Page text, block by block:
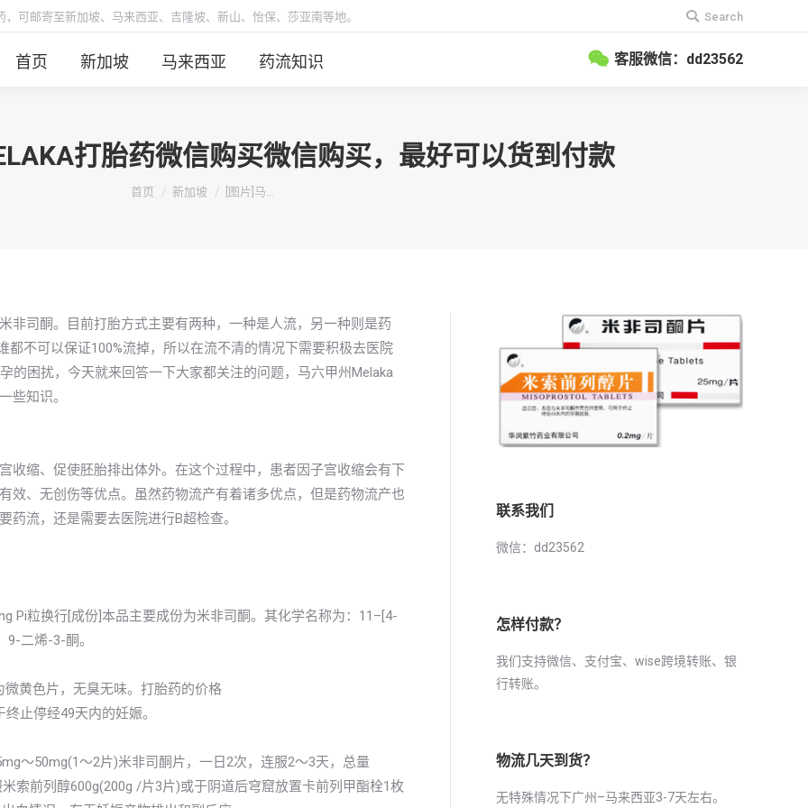
可邮寄至新加坡、马来西亚、吉隆坡、新山、怡保、莎亚南等地。
搜
索：
Search
首页 新加坡 马来西亚 药流知识 客服微信：dd23562
打胎药微信购买微信购买，最好可以货到付款
你在这里：
首页 新加坡 [图片]马…
非司酮。目前打胎方式主要有两种，一种是人流，另一种则是药
不可以保证100%流掉，所以在流不清的情况下需要积极去医院
的困扰，今天就来回答一下大家都关注的问题，马六甲州Melaka
些知识。
收缩、促使胚胎排出体外。在这个过程中，患者因子宫收缩会有下
效、无创伤等优点。虽然药物流产有着诸多优点，但是药物流产也
流，还是需要去医院进行B超检查。
Pi粒换行[成份]本品主要成份为米非司酮。其化学名称为：11–[4-
二烯-3-酮。
黄色片，无臭无味。打胎药的价格
止停经49天内的妊娠。
～50mg(1～2片)米非司酮片，一日2次，连服2～3天，总量
索前列醇600g(200g /片3片)或于阴道后穹窟放置卡前列甲酯栓1枚
联系我们
微信：dd23562
怎样付款？
我们支持微信、支付宝、wise跨境转账、银
行转账。
物流几天到货？
无特殊情况下广州–马来西亚3-7天左右。